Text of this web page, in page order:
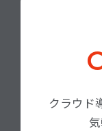
クラウド